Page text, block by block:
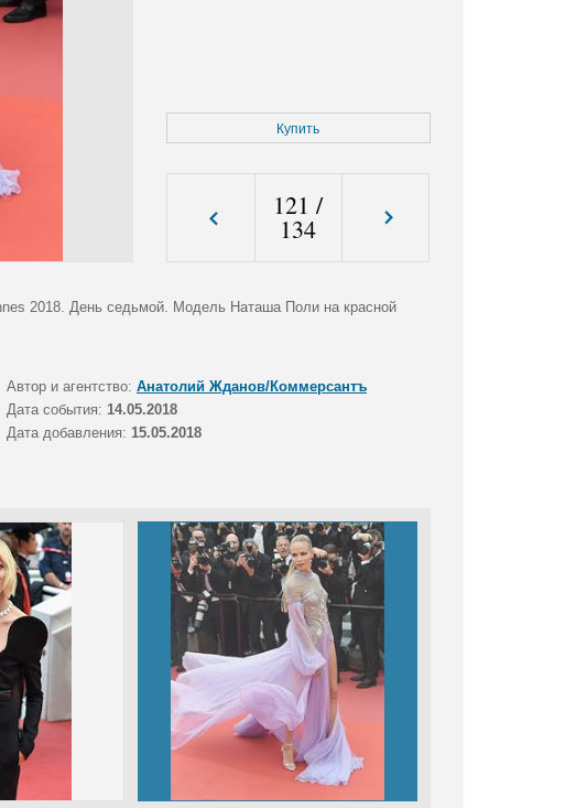
Купить
121 /
134
2018. День седьмой. Модель Наташа Поли на красной
Автор и агентство: Анатолий Жданов/Коммерсантъ
Дата события: 14.05.2018
Дата добавления: 15.05.2018